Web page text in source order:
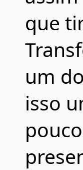
que
um
isso